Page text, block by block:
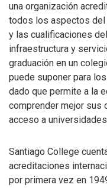
una organización
todos los aspectos
y las cualificaciones
infraestructura y
graduación en un
puede suponer para
dado que permite a la
comprender mejor sus
acceso a
Santiago College
acreditaciones
por primera vez en